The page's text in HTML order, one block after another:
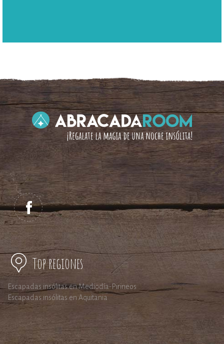
Top regiones
Escapadas insólitas en Mediodía-Pirineos
Escapadas insólitas en Aquitania